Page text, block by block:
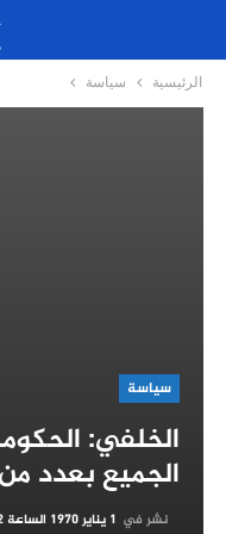
الرئيسية سياسة
سياسة
الخلفي:
الجميع بعدد من
نشر في 1 يناير 1970 الساعة 12 و 00 دقيقة